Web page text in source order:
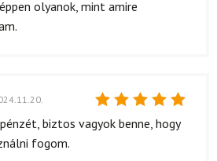
olyanok, mint amire
Értékelés:
5
biztos vagyok benne, hogy
fogom.